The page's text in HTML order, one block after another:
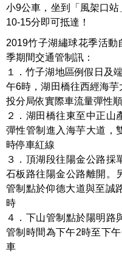
小9公車，坐到「風架口
10-15分即可抵達！
2019竹子湖繡球花季活
季期間交通管制訊：
１．竹子湖地區例假日及
午6時，湖田橋往西經海
投分局依實際車流量彈性
２．湖田橋往東至中正山
彈性管制進入海芋大道，
時停車紅線
３．頂湖段往陽金公路採
石板路往陽金公路離開。
管制點於仰德大道與至誠
時
４．下山管制點於陽明路
管制時間為下午2時至下
車